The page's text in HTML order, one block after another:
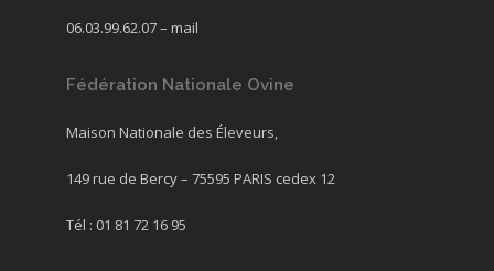
06.03.99.62.07 – mail
Fédération Nationale Ovine
Maison Nationale des Éleveurs,
149 rue de Bercy – 75595 PARIS cedex 12
Tél : 01 81 72 16 95